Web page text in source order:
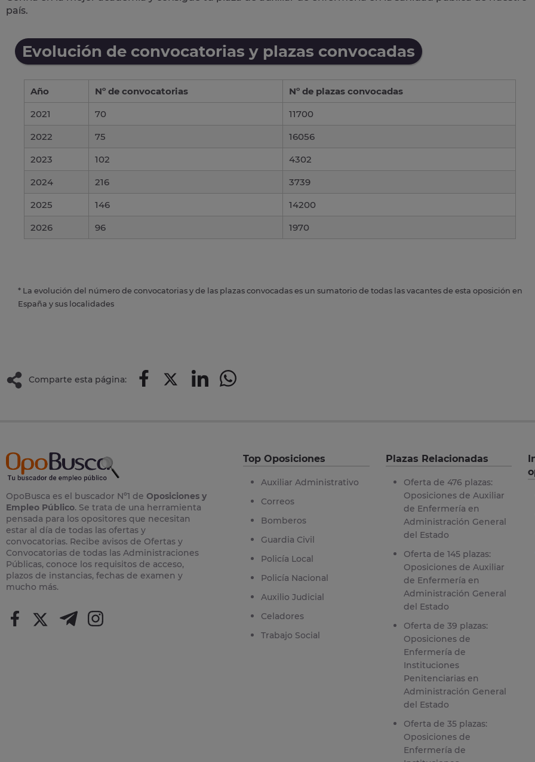
país.
Evolución de convocatorias y plazas convocadas
Año Nº de convocatorias
Nº de plazas convocadas
2021
70
11700
2022
75
16056
2023
102
4302
2024
216
3739
2025
146
14200
2026
96 1970
* La evolución del número de convocatorias y de las plazas convocadas es un sumatorio de todas las vacantes de esta oposición en
España y sus localidades
Comparte esta página:
OpoBusca es el buscador Nº1 de Oposiciones y
Empleo Público. Se trata de una herramienta
pensada para los opositores que necesitan
estar al día de todas las ofertas y
convocatorias. Recibe avisos de Ofertas y
Convocatorias de todas las Administraciones
Públicas, conoce los requisitos de acceso,
plazos de instancias, fechas de examen y
mucho más.
Top Oposiciones
Auxiliar Administrativo
Correos
Bomberos
Guardia Civil
Policía Local
Policía Nacional
Auxilio Judicial
Celadores
Trabajo Social
Plazas Relacionadas
Oferta de 476 plazas:
Oposiciones de Auxiliar
de Enfermería en
Administración General
del Estado
Oferta de 145 plazas:
Oposiciones de Auxiliar
de Enfermería en
Administración General
del Estado
Oferta de 39 plazas:
Oposiciones de
Enfermería de
Instituciones
Penitenciarias en
Administración General
del Estado
Oferta de 35 plazas:
Oposiciones de
Enfermería de